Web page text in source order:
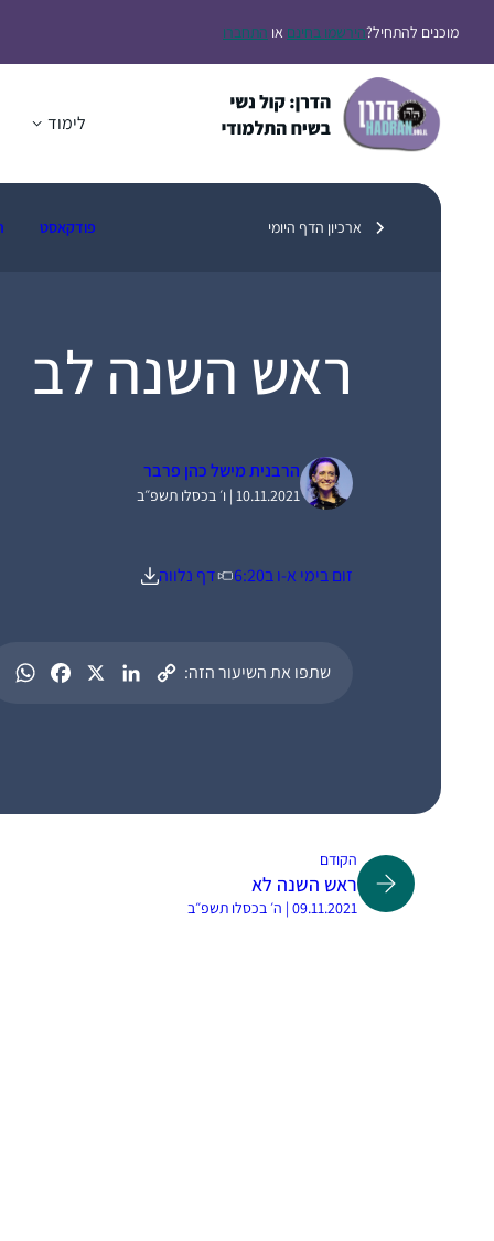
לתוכןמוכנים להתחיל?הירשמו בחינם או התחברו
לימוד
ארכיון הדף היומי פודקאסט
ראש השנה לב
הרבנית מישל כהן פרבר
10.11.2021 | ו׳ בכסלו תשפ״ב
זום בימי א-ו ב6:20 דף נלווה
שתפו את השיעור הזה:
הקודם
ראש השנה לא
09.11.2021 | ה׳ בכסלו תשפ״ב